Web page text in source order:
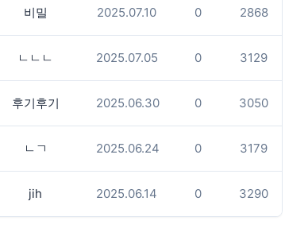
비밀 2025.07.10 0 2868
ㄴㄴㄴ 2025.07.05 0 3129
후기후기 2025.06.30 0 3050
ㄴㄱ 2025.06.24 0 3179
jih 2025.06.14 0 3290